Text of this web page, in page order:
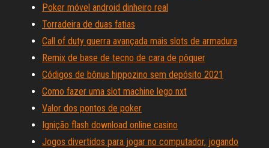
Poker móvel android dinheiro real
Torradeira de duas fatias
Call of duty guerra avançada mais slots de armadura
Remix de base de tecno de cara de pôquer
Códigos de bônus hippozino sem depósito 2021
Como fazer uma slot machine lego nxt
Valor dos pontos de poker
Ignição flash download online casino
Jogos divertidos para jogar no computador, jogando